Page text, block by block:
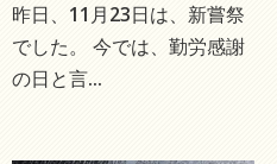
昨日、11月23日は、新嘗祭
でした。 今では、勤労感謝
の日と言...